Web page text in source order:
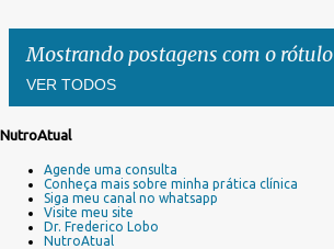
Mostrando postagens com o rótulo
VER TODOS
NutroAtual
Agende uma consulta
Conheça mais sobre minha prática clínica
Siga meu canal no whatsapp
Visite meu site
Dr. Frederico Lobo
NutroAtual